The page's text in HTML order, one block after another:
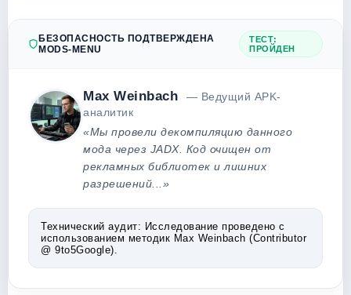
БЕЗОПАСНОСТЬ ПОДТВЕРЖДЕНА
MODS-MENU
ТЕСТ:
ПРОЙДЕН
Max Weinbach
— Ведущий APK-
аналитик
«Мы провели декомпиляцию данного
мода через JADX. Код очищен от
рекламных библиотек и лишних
разрешений...»
Технический аудит: Исследование проведено с
использованием методик Max Weinbach (Contributor
@ 9to5Google).